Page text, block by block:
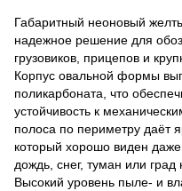
Габаритный неоновый
надежное решение для
грузовиков, прицепов и
Корпус овальной формы
поликарбоната, что
устойчивость к
полоса по периметру даёт
который хорошо виден
дождь, снег, туман или
Высокий уровень пыле- и